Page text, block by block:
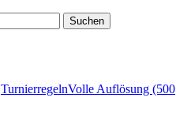
TurnierregelnVolle Auflösung (500